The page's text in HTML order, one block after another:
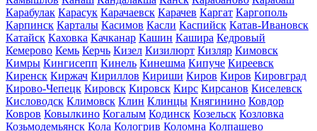
Карабулак Карасук Карачаевск Карачев Каргат Каргополь
Карпинск Карталы Касимов Касли Каспийск Катав-Ивановск
Катайск Каховка Качканар Кашин Кашира Кедровый
Кемерово Кемь Керчь Кизел Кизилюрт Кизляр Кимовск
Кимры Кингисепп Кинель Кинешма Кипуче Киреевск
Киренск Киржач Кириллов Кириши Киров Киров Кировград
Кирово-Чепецк Кировск Кировск Кирс Кирсанов Киселевск
Кисловодск Климовск Клин Клинцы Княгинино Ковдор
Ковров Ковылкино Когалым Кодинск Козельск Козловка
Козьмодемьянск Кола Кологрив Коломна Колпашево